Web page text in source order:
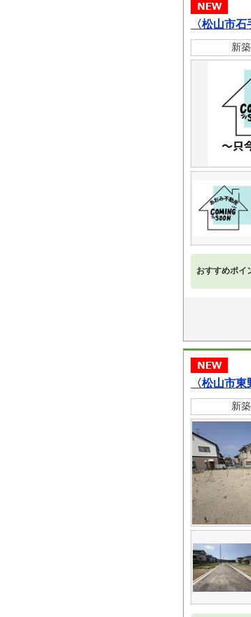
〈松山市
新
おすすめポイ
〈松山市
新